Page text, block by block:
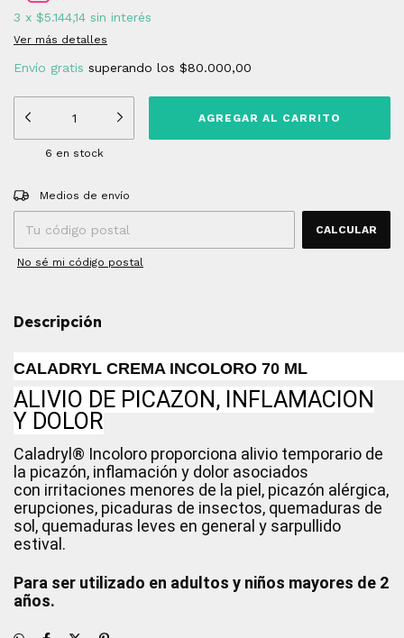
3 x $5.144,14 sin interés
Ver más detalles
Envío gratis superando los $80.000,00
6 en stock
Entregas para el CP:
Medios de envío
CALCULAR
No sé mi código postal
Descripción
CALADRYL CREMA INCOLORO 70 ML
ALIVIO DE PICAZON, INFLAMACION
Y DOLOR
Caladryl® Incoloro proporciona alivio temporario de
la picazón, inflamación y dolor asociados
con irritaciones menores de la piel, picazón alérgica,
erupciones, picaduras de insectos, quemaduras de
sol, quemaduras leves en general y sarpullido
estival.
Para ser utilizado en adultos y niños mayores de 2
años.